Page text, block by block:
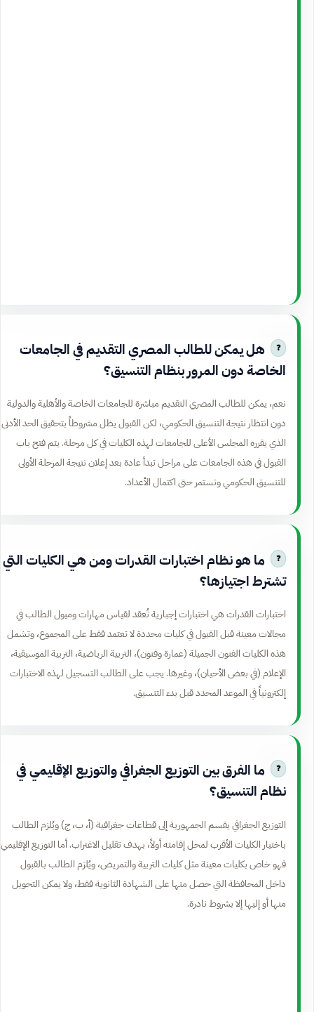
هل يمكن للطالب المصري التقديم في الجامعات
الخاصة دون المرور بنظام التنسيق؟
نعم، يمكن للطالب المصري التقديم مباشرة للجامعات الخاصة والأهلية والدولية
دون انتظار نتيجة التنسيق الحكومي، لكن القبول يظل مشروطاً بتحقيق الحد الأدنى
الذي يقرره المجلس الأعلى للجامعات لهذه الكليات في كل مرحلة. يتم فتح باب
القبول في هذه الجامعات على مراحل تبدأ عادة بعد إعلان نتيجة المرحلة الأولى
للتنسيق الحكومي وتستمر حتى اكتمال الأعداد.
ما هو نظام اختبارات القدرات ومن هي الكليات التي
تشترط اجتيازها؟
اختبارات القدرات هي اختبارات إجبارية تُعقد لقياس مهارات وميول الطالب في
مجالات معينة قبل القبول في كليات محددة لا تعتمد فقط على المجموع، وتشمل
هذه الكليات الفنون الجميلة (عمارة وفنون)، التربية الرياضية، التربية الموسيقية،
الإعلام (في بعض الأحيان)، وغيرها. يجب على الطالب التسجيل لهذه الاختبارات
إلكترونياً في الموعد المحدد قبل بدء التنسيق.
ما الفرق بين التوزيع الجغرافي والتوزيع الإقليمي في
نظام التنسيق؟
التوزيع الجغرافي يقسم الجمهورية إلى قطاعات جغرافية (أ، ب، ج) ويُلزم الطالب
باختيار الكليات الأقرب لمحل إقامته أولاً، بهدف تقليل الاغتراب. أما التوزيع الإقليمي
فهو خاص بكليات معينة مثل كليات التربية والتمريض، ويُلزم الطالب بالقبول
داخل المحافظة التي حصل منها على الشهادة الثانوية فقط، ولا يمكن التحويل
منها أو إليها إلا بشروط نادرة.